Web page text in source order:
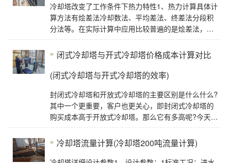
冷却塔改变了工作条件下热力特性1、热力计算具体计
算方法有烩差法冷却数法、平均差法、终差法分段积
分法等。在实际计算中应用比较普遍的是烩差法，在
用电子计算机计算时多用终差法。2、热力试验3
闭式冷却塔与开式冷却塔价格成本计算对比
(闭式冷却塔与开式冷却塔的效率)
封闭式冷却塔和开放式冷却塔的主要区别是什么什么?
其中一个更重要，客户也更关心，即封闭式冷却塔的
购买成本高于开放式冷却塔。那么它有多高呢?今天冷
却塔厂家广东特里空调小边为您选择一个切割封闭
冷却塔流量计算(冷却塔200吨流量计算)